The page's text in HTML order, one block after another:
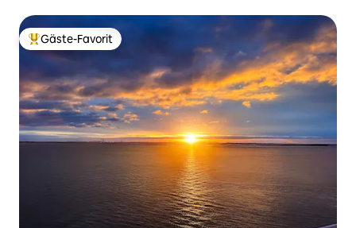
Beliebter Gäste-Favorit.
Gäste-Favorit